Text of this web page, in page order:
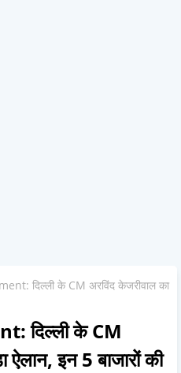
दिल्ली के CM अरविंद केजरीवाल का
दिल्ली के CM
इन 5 बाजारों की